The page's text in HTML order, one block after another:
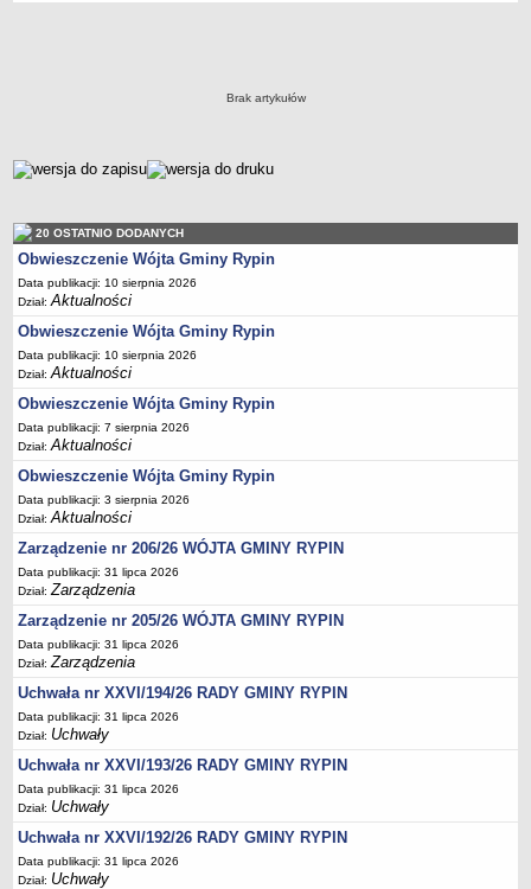
Pracownicy urzędu - urząd gminy
Pracownicy urzędu - baza magazynowo - warsztatowa
Kompetencje referatów
Regulamin organizacyjny
Regulamin naboru na wolne stanowiska urzędnicze
Ogłoszenia o naborze na wolne stanowiska urzędnicze
Lista kandydatów spełniających wymagania formalne w naborach na
wolne stanowiska urzędnicze
Wyniki naboru na wolne stanowiska urzędnicze
Petycje
Sygnaliści
Galeria
Raporty o stanie dostępności
Wnioski
WŁADZE I STRUKTURA
Struktura organizacyjna
Rada gminy
Wójt
Urząd gminy
Jednostki organizacyjne, GOPS, Instytucja kultury, OSP
Jednostki pomocnicze - sołectwa
Plan pracy komisji rewizyjnej
Brak artykułów
metryczka
20 OSTATNIO DODANYCH
Obwieszczenie Wójta Gminy Rypin
Data publikacji: 10 sierpnia 2026
Dział:Aktualności
Obwieszczenie Wójta Gminy Rypin
Data publikacji: 10 sierpnia 2026
Dział:Aktualności
Obwieszczenie Wójta Gminy Rypin
Data publikacji: 7 sierpnia 2026
Dział:Aktualności
Obwieszczenie Wójta Gminy Rypin
Data publikacji: 3 sierpnia 2026
Dział:Aktualności
Zarządzenie nr 206/26 WÓJTA GMINY RYPIN
Data publikacji: 31 lipca 2026
Dział:Zarządzenia
Zarządzenie nr 205/26 WÓJTA GMINY RYPIN
Data publikacji: 31 lipca 2026
Dział:Zarządzenia
Uchwała nr XXVI/194/26 RADY GMINY RYPIN
Data publikacji: 31 lipca 2026
Dział: Uchwały
Uchwała nr XXVI/193/26 RADY GMINY RYPIN
Data publikacji: 31 lipca 2026
Dział: Uchwały
Uchwała nr XXVI/192/26 RADY GMINY RYPIN
Data publikacji: 31 lipca 2026
Dział: Uchwały